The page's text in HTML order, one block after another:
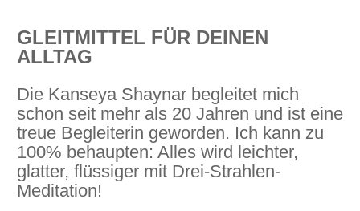
GLEITMITTEL FÜR DEINEN
ALLTAG
Die Kanseya Shaynar begleitet mich
schon seit mehr als 20 Jahren und ist eine
treue Begleiterin geworden. Ich kann zu
100% behaupten: Alles wird leichter,
glatter, flüssiger mit Drei-Strahlen-
Meditation!